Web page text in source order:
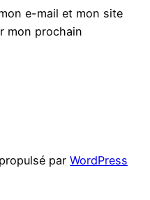
e-mail et mon site
mon prochain
par WordPress